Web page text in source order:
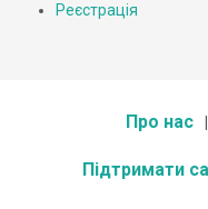
Реєстрація
Про нас
Підтримати